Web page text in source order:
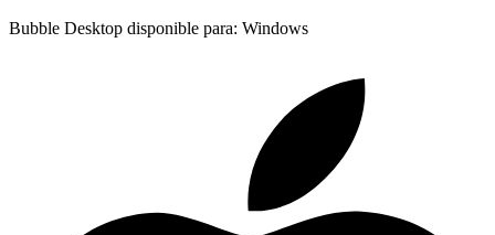
Bubble Desktop disponible para: Windows